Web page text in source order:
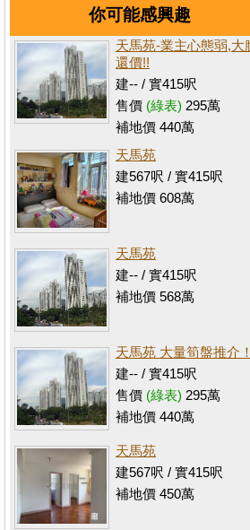
你可能感興趣
天馬苑-業主心態弱,大
還價!!
建-- / 實415呎
售價 (綠表) 295萬
補地價 440萬
天馬苑
建567呎 / 實415呎
補地價 608萬
天馬苑
建-- / 實415呎
補地價 568萬
天馬苑 大量筍盤推介
建-- / 實415呎
售價 (綠表) 295萬
補地價 440萬
天馬苑
建567呎 / 實415呎
補地價 450萬